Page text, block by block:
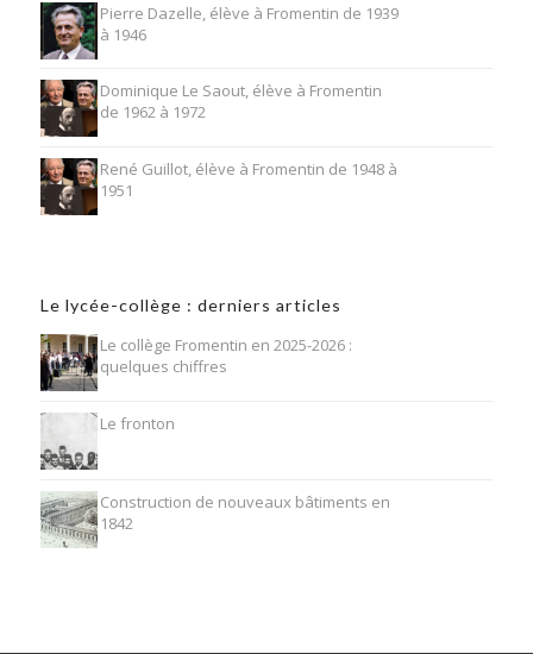
Pierre Dazelle, élève à Fromentin de 1939
à 1946
Dominique Le Saout, élève à Fromentin
de 1962 à 1972
René Guillot, élève à Fromentin de 1948 à
1951
Le lycée-collège : derniers articles
Le collège Fromentin en 2025-2026 :
quelques chiffres
Le fronton
Construction de nouveaux bâtiments en
1842